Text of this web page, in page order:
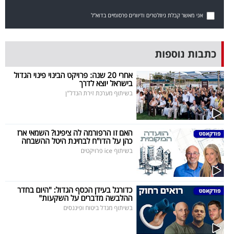
אני מאשר קבלת ניוזלטרים ודיוורים פרסומיים בדוא"ל
כתבות נוספות
אחרי 20 שנה: פרויקט הבינוי פינוי הגדול
בישראל יוצא לדרך
בשיתוף מערכת זירת הנדל"ן
האם זו הרפורמה לה ציפינו? השמאי ארז
כהן על הדו"ח לבחינת היטל ההשבחה
בשיתוף ice פרויקטים
כדורגל בעידן הכסף הגדול: "היום בחדר
ההלבשה מדברים על השקעות"
בשיתוף מגדל ביטוח ופיננסים